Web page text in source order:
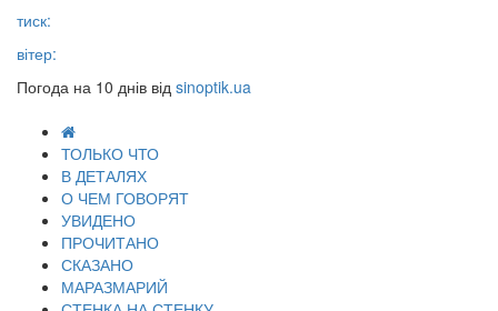
тиск:
вітер:
Погода на 10 днів від sinoptik.ua
ТОЛЬКО ЧТО
В ДЕТАЛЯХ
О ЧЕМ ГОВОРЯТ
УВИДЕНО
ПРОЧИТАНО
СКАЗАНО
МАРАЗМАРИЙ